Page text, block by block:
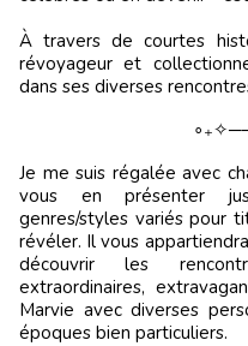
À travers de courtes
révoyageur et
dans ses diverses
Je me suis régalée avec chacun de ces textes. J’ai choisi de
vous en présenter
genres/styles variés pour
révéler. Il vous
découvrir les
extraordinaires,
Marvie avec diverses
époques bien particuliers.